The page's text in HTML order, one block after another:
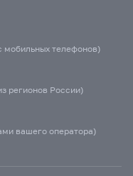
мобильных телефонов)
регионов России)
вашего оператора)